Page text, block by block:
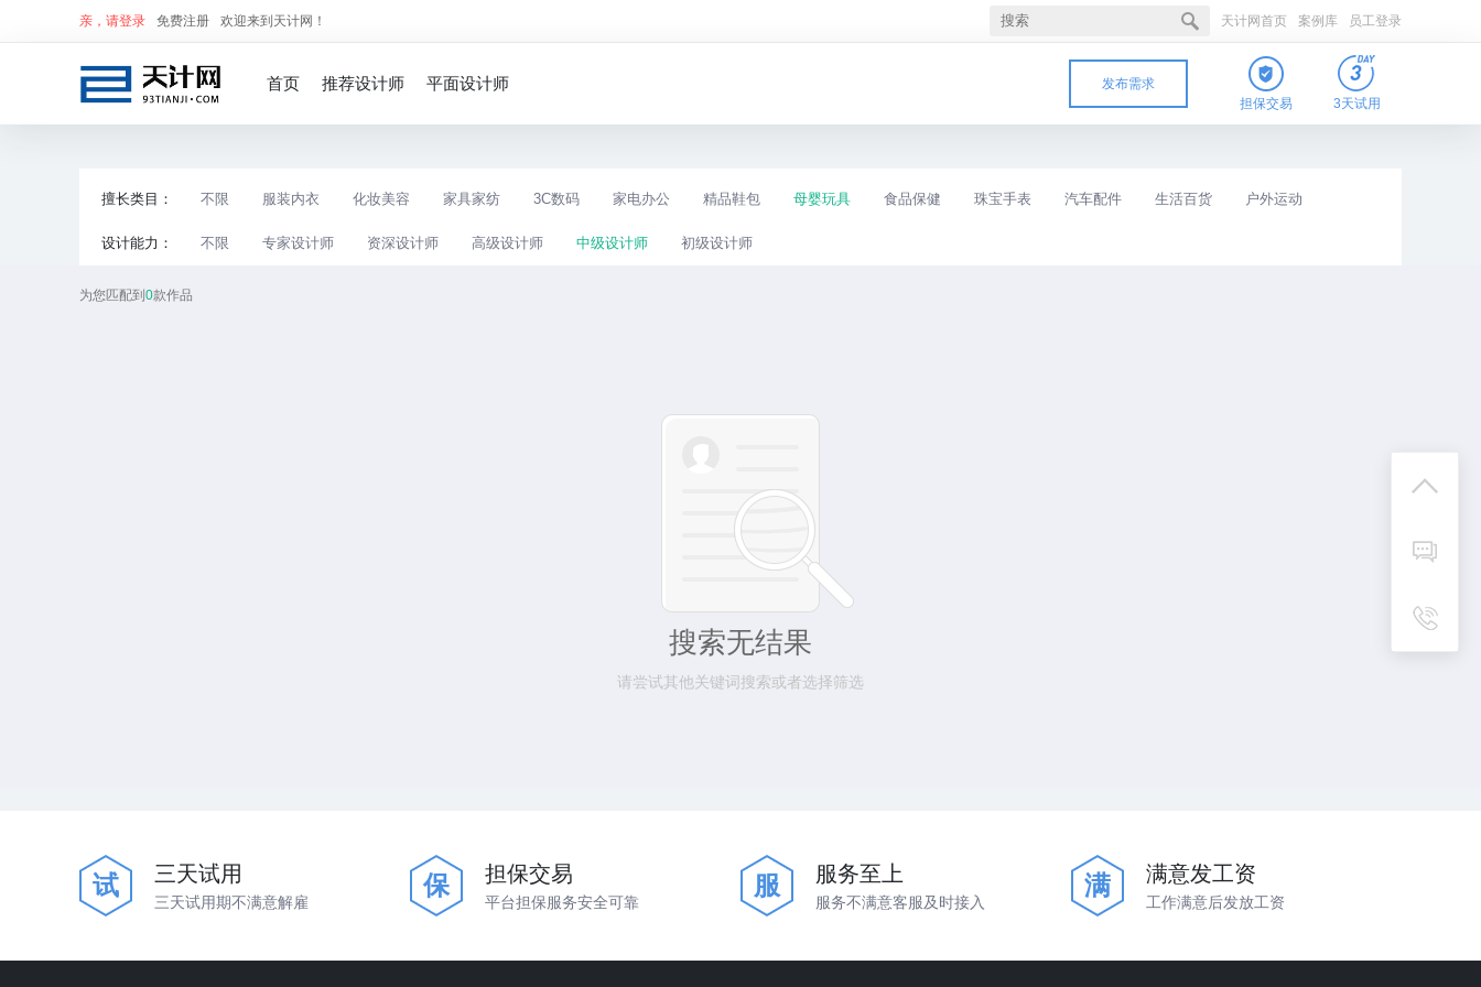
亲， 请登录 免费注册 欢迎来到天计网！ 天计网首页 案例库 员工登录
首页 推荐设计师 平面设计师
发布需求
担保交易
3天试用
擅长类目： 不限 服装内衣 化妆美容 家具家纺 3C数码 家电办公 精品鞋包 母婴玩具 食品保健 珠宝手表 汽车配件 生活百货 户外运动
设计能力： 不限 专家设计师 资深设计师 高级设计师 中级设计师 初级设计师
为您匹配到 0款作品
搜索无结果
请尝试其他关键词搜索或者选择筛选
试 三天试用
三天试用期不满意解雇
保 担保交易
平台担保服务安全可靠
服 服务至上
服务不满意客服及时接入
满 满意发工资
工作满意后发放工资